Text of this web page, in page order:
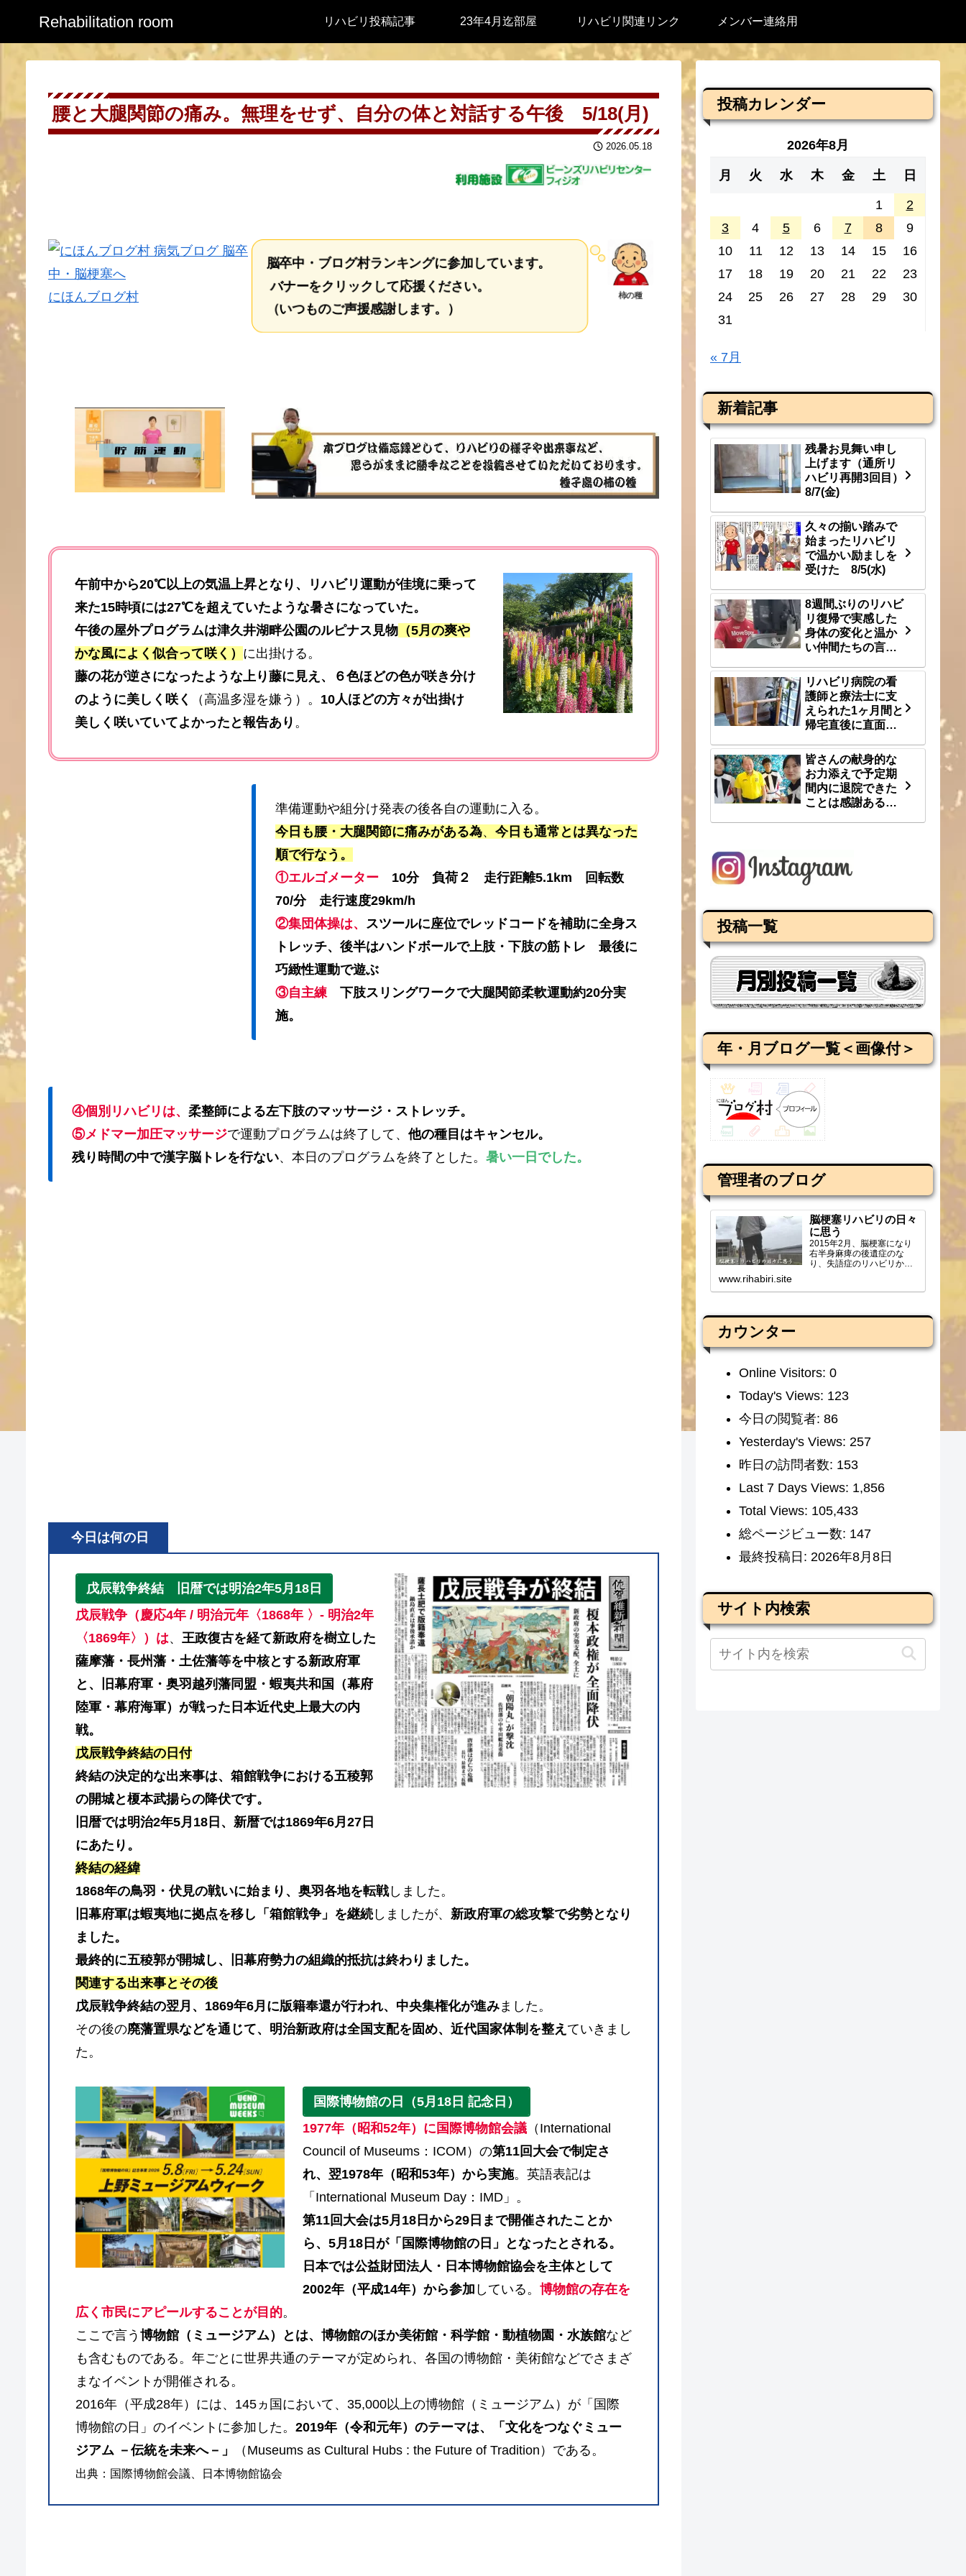
Rehabilitation room リハビリ投稿記事 23年4月迄部屋 リハビリ関連リンク メンバー連絡用
腰と大腿関節の痛み。無理をせず、自分の体と対話する午後 5/18(月)
2026.05.18
にほんブログ村 柿の種
脳卒中・ブログ村ランキングに参加しています。
バナーをクリックして応援ください。
（いつものご声援感謝します。）
午前中から20℃以上の気温上昇となり、リハビリ運動が佳境に乗って
来た15時頃には27℃を超えていたような暑さになっていた。
午後の屋外プログラムは津久井湖畔公園のルピナス見物 （5月の爽や
かな風によく似合って咲く） に出掛ける。
藤の花が逆さになったような上り藤に見え、６色ほどの色が咲き分け
のように美しく咲く
（高温多湿を嫌う）。 10人ほどの方々が出掛け
美しく咲いていてよかったと報告あり 。
準備運動や組分け発表の後各自の運動に入る。
今日も腰・大腿関節に痛みがある為、今日も通常とは異なった
順で行なう。
①エルゴメーター
10分 負荷２ 走行距離5.1km 回転数
70/分 走行速度29km/h
②集団体操は、 スツールに座位でレッドコードを補助に全身ス
トレッチ、後半はハンドボールで上肢・下肢の筋トレ 最後に
巧緻性運動で遊ぶ
③自主練
下肢スリングワークで大腿関節柔軟運動約20分実
施。
④個別リハビリは、 柔整師による左下肢のマッサージ・ストレッチ。
⑤メドマー加圧マッサージで運動プログラムは終了して、 他の種目はキャンセル。
残り時間の中で漢字脳トレを行ない、本日のプログラムを終了とした。 暑い一日でした。
今日は何の日
戊辰戦争終結 旧暦では明治2年5月18日
戊辰戦争（慶応4年 / 明治元年〈1868年 〉- 明治2年
〈1869年〉）は、 王政復古を経て新政府を樹立した
薩摩藩・長州藩・土佐藩等を中核とする新政府軍
と、旧幕府軍・奥羽越列藩同盟・蝦夷共和国（幕府
陸軍・幕府海軍）が戦った日本近代史上最大の内
戦。
戊辰戦争終結の日付
終結の決定的な出来事は、箱館戦争における五稜郭
の開城と榎本武揚らの降伏です。
旧暦では明治2年5月18日、新暦では1869年6月27日
にあたり。
終結の経緯
1868年の鳥羽・伏見の戦いに始まり、奥羽各地を転戦しました。
旧幕府軍は蝦夷地に拠点を移し「箱館戦争」を継続 しましたが、 新政府軍の総攻撃で劣勢となり
ました。
最終的に五稜郭が開城し、旧幕府勢力の組織的抵抗は終わりました。
関連する出来事とその後
戊辰戦争終結の翌月、1869年6月に版籍奉還が行われ、中央集権化が進み ました。
その後の廃藩置県などを通じて、明治新政府は全国支配を固め、近代国家体制を整え ていきまし
た。
国際博物館の日（5月18日 記念日）
1977年（昭和52年）に国際博物館会議 （International
Council of Museums：ICOM）の第11回大会で制定さ
れ、翌1978年（昭和53年）から実施。英語表記は
「International Museum Day：IMD」。
第11回大会は5月18日から29日まで開催されたことか
ら、5月18日が「国際博物館の日」となったとされる。
日本では公益財団法人・日本博物館協会を主体として
2002年（平成14年）から参加 している。 博物館の存在を
広く市民にアピールすることが目的。
ここで言う 博物館（ミュージアム）とは、博物館のほか美術館・科学館・動植物園・水族館など
も含むものである。年ごとに世界共通のテーマが定められ、各国の博物館・美術館などでさまざ
まなイベントが開催される。
2016年（平成28年）には、145ヵ国において、35,000以上の博物館（ミュージアム）が「国際
博物館の日」のイベントに参加した。 2019年（令和元年）のテーマは、「文化をつなぐミュー
ジアム －伝統を未来へ－」
（Museums as Cultural Hubs : the Future of Tradition）である。
出典：国際博物館会議、日本博物館協会
投稿カレンダー
2026年8月
月 火 水 木 金 土 日
1
2
3
4 5 6 7 8
9
10
11 12 13 14 15
16
17
18 19 20 21 22
23
24
25 26 27 28 29
30
31
« 7月
新着記事
残暑お見舞い申し
上げます（通所リ
ハビリ再開3回目）
8/7(金)
久々の揃い踏みで
始まったリハビリ
で温かい励ましを
受けた 8/5(水)
8週間ぶりのリハビ
リ復帰で実感した
身体の変化と温か
い仲間たちの言
リハビリ病院の看
護師と療法士に支
えられた1ヶ月間と
帰宅直後に直面し
な壁 8/1(土)
皆さんの献身的な
お力添えで予定期
間内に退院できた
ことは感謝あるの
投稿一覧
年・月ブログ一覧＜画像付＞
管理者のブログ
脳梗塞リハビリの日々
に思う
2015年2月、脳梗塞になり
右半身麻痺の後遺症のな
り、失語症のリハビリから
www.rihabiri.site
カウンター
Online Visitors: 0
Today's Views: 123
今日の閲覧者: 86
Yesterday's Views: 257
昨日の訪問者数: 153
Last 7 Days Views: 1,856
Total Views: 105,433
総ページビュー数: 147
最終投稿日: 2026年8月8日
サイト内検索